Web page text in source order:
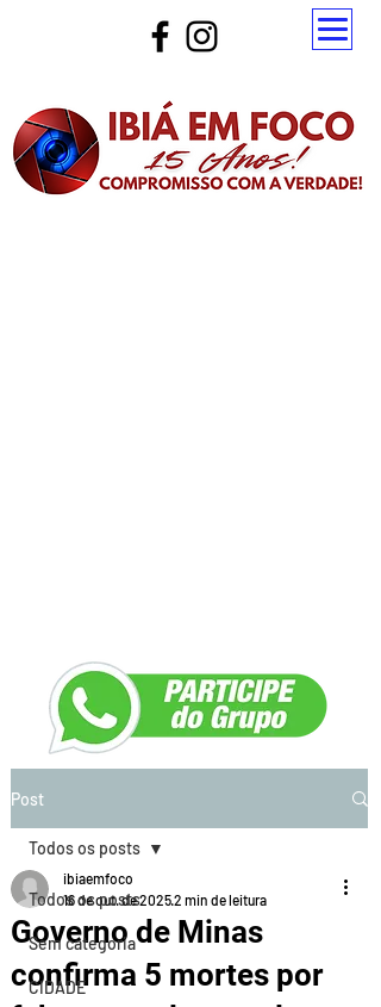
Post
Todos os posts
Sem categoria
CIDADE
Todos os posts
Governo de Minas
confirma 5 mortes por
ibiaemfoco
16 de out. de 20252 min de leitura